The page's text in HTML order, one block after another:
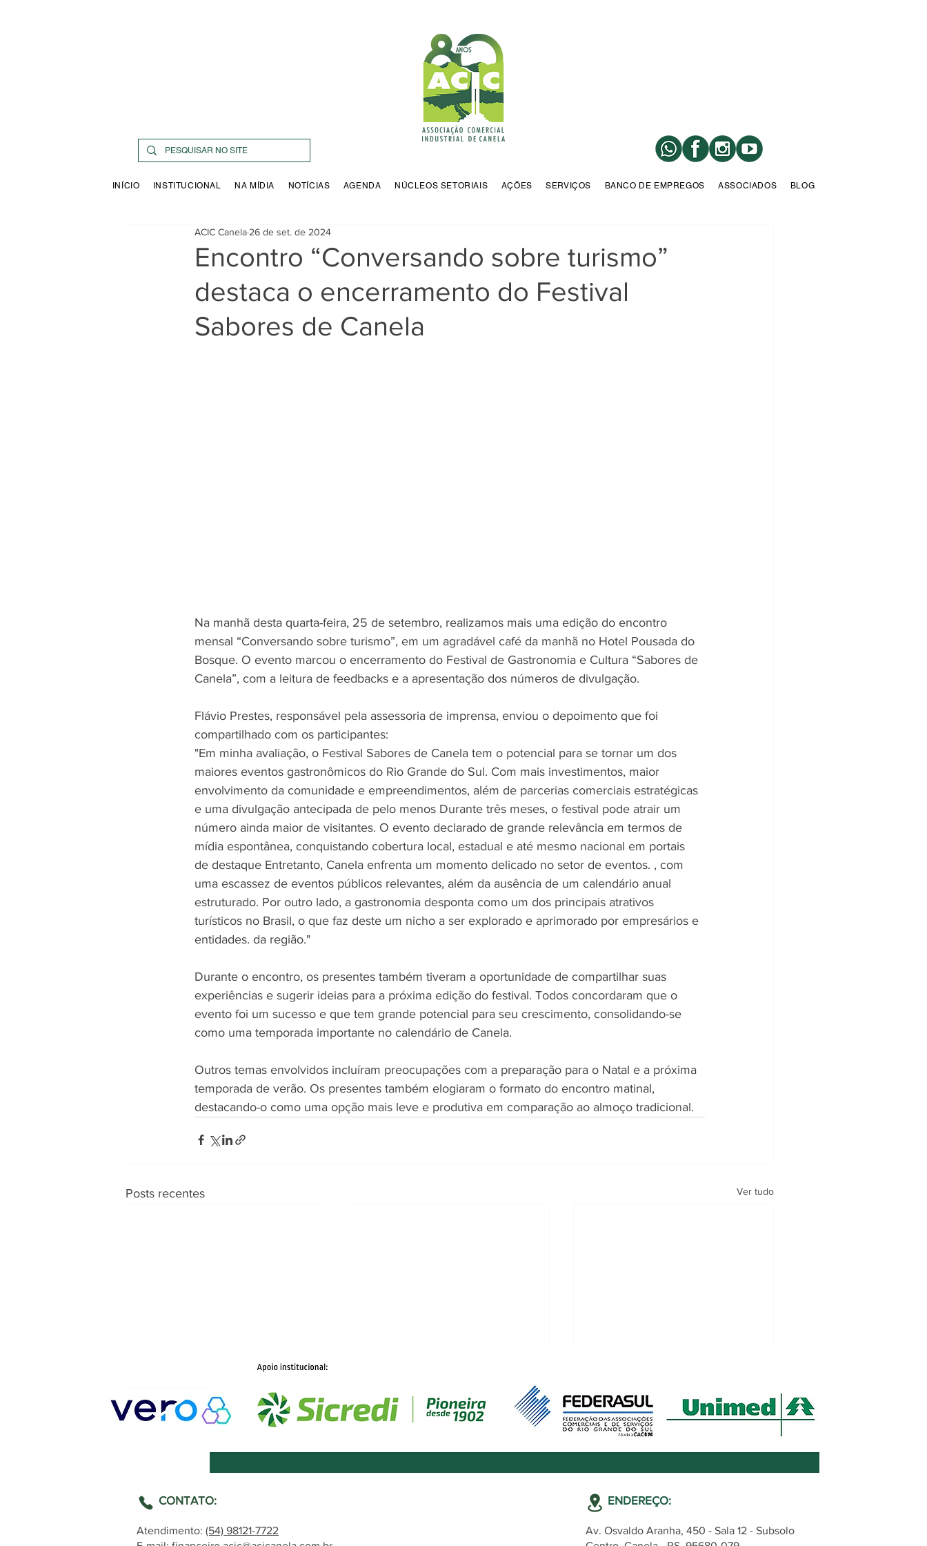
INÍCIO INSTITUCIONAL NA MÍDIA NOTÍCIAS AGENDA NÚCLEOS SETORIAIS AÇÕES SERVIÇOS BANCO DE EMPREGOS ASSOCIADOS BLOG
Encontro “Conversando sobre turismo”
destaca o encerramento do Festival
Sabores de Canela
ACIC Canela 26 de set. de 2024
Na manhã desta quarta-feira, 25 de setembro, realizamos mais uma edição do encontro
mensal “Conversando sobre turismo”, em um agradável café da manhã no Hotel Pousada do
Bosque. O evento marcou o encerramento do Festival de Gastronomia e Cultura “Sabores de
Canela”, com a leitura de feedbacks e a apresentação dos números de divulgação.
Flávio Prestes, responsável pela assessoria de imprensa, enviou o depoimento que foi
compartilhado com os participantes:
"Em minha avaliação, o Festival Sabores de Canela tem o potencial para se tornar um dos
maiores eventos gastronômicos do Rio Grande do Sul. Com mais investimentos, maior
envolvimento da comunidade e empreendimentos, além de parcerias comerciais estratégicas
e uma divulgação antecipada de pelo menos Durante três meses, o festival pode atrair um
número ainda maior de visitantes. O evento declarado de grande relevância em termos de
mídia espontânea, conquistando cobertura local, estadual e até mesmo nacional em portais
de destaque Entretanto, Canela enfrenta um momento delicado no setor de eventos. , com
uma escassez de eventos públicos relevantes, além da ausência de um calendário anual
estruturado. Por outro lado, a gastronomia desponta como um dos principais atrativos
turísticos no Brasil, o que faz deste um nicho a ser explorado e aprimorado por empresários e
entidades. da região."
Durante o encontro, os presentes também tiveram a oportunidade de compartilhar suas
experiências e sugerir ideias para a próxima edição do festival. Todos concordaram que o
evento foi um sucesso e que tem grande potencial para seu crescimento, consolidando-se
como uma temporada importante no calendário de Canela.
Outros temas envolvidos incluíram preocupações com a preparação para o Natal e a próxima
temporada de verão. Os presentes também elogiaram o formato do encontro matinal,
destacando-o como uma opção mais leve e produtiva em comparação ao almoço tradicional.
Posts recentes Ver tudo
informações junto à Defesa
do Marco Legal de Inovação
CONTATO:
Atendimento: (54) 98121-7722
ENDEREÇO:
Av. Osvaldo Aranha, 450 - Sala 12 - Subsolo